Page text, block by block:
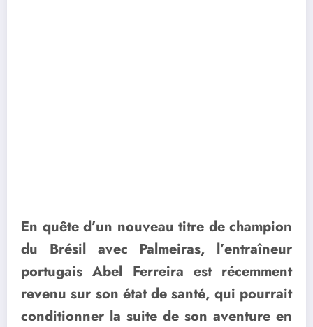
En quête d’un nouveau titre de champion
du Brésil avec Palmeiras, l’entraîneur
portugais Abel Ferreira est récemment
revenu sur son état de santé, qui pourrait
conditionner la suite de son aventure en